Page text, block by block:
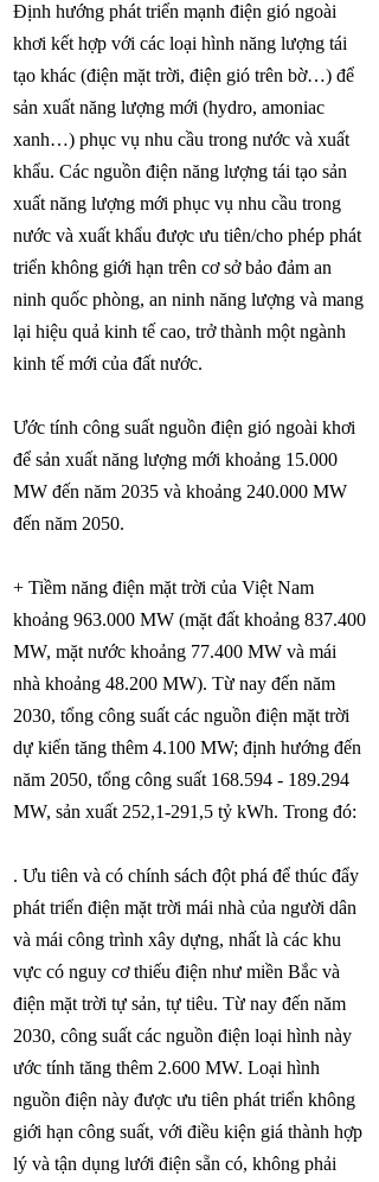
Định hướng phát triển mạnh điện gió ngoài
khơi kết hợp với các loại hình năng lượng tái
tạo khác (điện mặt trời, điện gió trên bờ…) để
sản xuất năng lượng mới (hydro, amoniac
xanh…) phục vụ nhu cầu trong nước và xuất
khẩu. Các nguồn điện năng lượng tái tạo sản
xuất năng lượng mới phục vụ nhu cầu trong
nước và xuất khẩu được ưu tiên/cho phép phát
triển không giới hạn trên cơ sở bảo đảm an
ninh quốc phòng, an ninh năng lượng và mang
lại hiệu quả kinh tế cao, trở thành một ngành
kinh tế mới của đất nước.
Ước tính công suất nguồn điện gió ngoài khơi
để sản xuất năng lượng mới khoảng 15.000
MW đến năm 2035 và khoảng 240.000 MW
đến năm 2050.
+ Tiềm năng điện mặt trời của Việt Nam
khoảng 963.000 MW (mặt đất khoảng 837.400
MW, mặt nước khoảng 77.400 MW và mái
nhà khoảng 48.200 MW). Từ nay đến năm
2030, tổng công suất các nguồn điện mặt trời
dự kiến tăng thêm 4.100 MW; định hướng đến
năm 2050, tổng công suất 168.594 - 189.294
MW, sản xuất 252,1-291,5 tỷ kWh. Trong đó:
. Ưu tiên và có chính sách đột phá để thúc đẩy
phát triển điện mặt trời mái nhà của người dân
và mái công trình xây dựng, nhất là các khu
vực có nguy cơ thiếu điện như miền Bắc và
điện mặt trời tự sản, tự tiêu. Từ nay đến năm
2030, công suất các nguồn điện loại hình này
ước tính tăng thêm 2.600 MW. Loại hình
nguồn điện này được ưu tiên phát triển không
giới hạn công suất, với điều kiện giá thành hợp
lý và tận dụng lưới điện sẵn có, không phải